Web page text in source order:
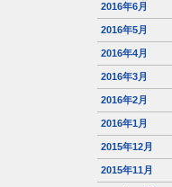
2016年6月
2016年5月
2016年4月
2016年3月
2016年2月
2016年1月
2015年12月
2015年11月